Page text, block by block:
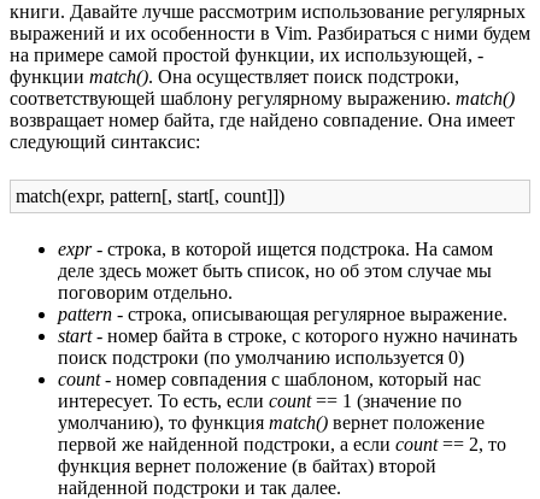
книги. Давайте лучше рассмотрим использование регулярных
выражений и их особенности в Vim. Разбираться с ними будем
на примере самой простой функции, их использующей, -
функции match(). Она осуществляет поиск подстроки,
соответствующей шаблону регулярному выражению. match()
возвращает номер байта, где найдено совпадение. Она имеет
следующий синтаксис:
match(expr, pattern[, start[, count]])
expr- строка, в которой ищется подстрока. На самом
деле здесь может быть список, но об этом случае мы
поговорим отдельно.
pattern - строка, описывающая регулярное выражение.
start- номер байта в строке, с которого нужно начинать
поиск подстроки (по умолчанию используется 0)
count- номер совпадения с шаблоном, который нас
интересует. То есть, если count== 1 (значение по
умолчанию), то функция match() вернет положение
первой же найденной подстроки, а если count== 2, то
функция вернет положение (в байтах) второй
найденной подстроки и так далее.